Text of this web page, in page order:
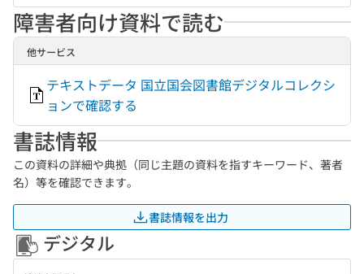
障害者向け資料で読む
他サービス
テキストデータ 国立国会図書館デジタルコレクシ
ョンで確認する
書誌情報
この資料の詳細や典拠（同じ主題の資料を指すキーワード、著者
名）等を確認できます。
書誌情報を出力
デジタル